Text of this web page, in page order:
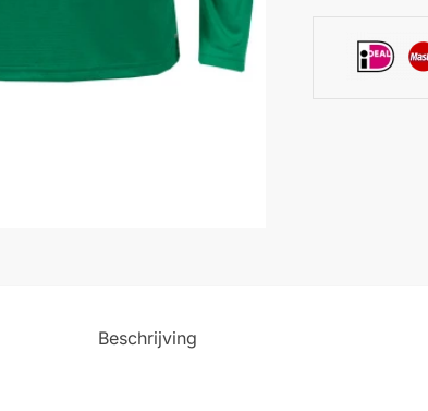
Beschrijving